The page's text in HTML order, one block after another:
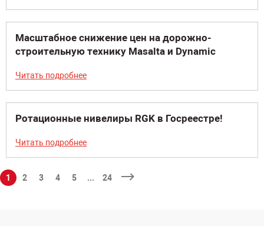
Масштабное снижение цен на дорожно-
строительную технику Masalta и Dynamic
Читать подробнее
Ротационные нивелиры RGK в Госреестре!
Читать подробнее
1 2 3 4 5 ... 24